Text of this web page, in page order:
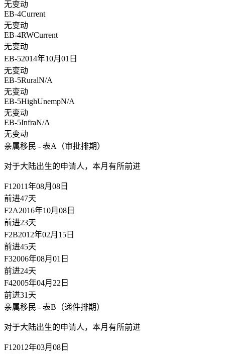
无变动
EB-4Current
无变动
EB-4RWCurrent
无变动
EB-52014年10月01日
无变动
EB-5RuralN/A
无变动
EB-5HighUnempN/A
无变动
EB-5InfraN/A
无变动
亲属移民 - 表A（审批排期）
对于大陆出生的申请人， 本月有所前进
F1 2011年08月08日
前进47天
F2A2016年10月08日
前进23天
F2B2012年02月15日
前进45天
F32006年08月01日
前进24天
F42005年04月22日
前进31天
亲属移民 - 表B（递件排期）
对于大陆出生的申请人， 本月有所前进
F1 2012年03月08日